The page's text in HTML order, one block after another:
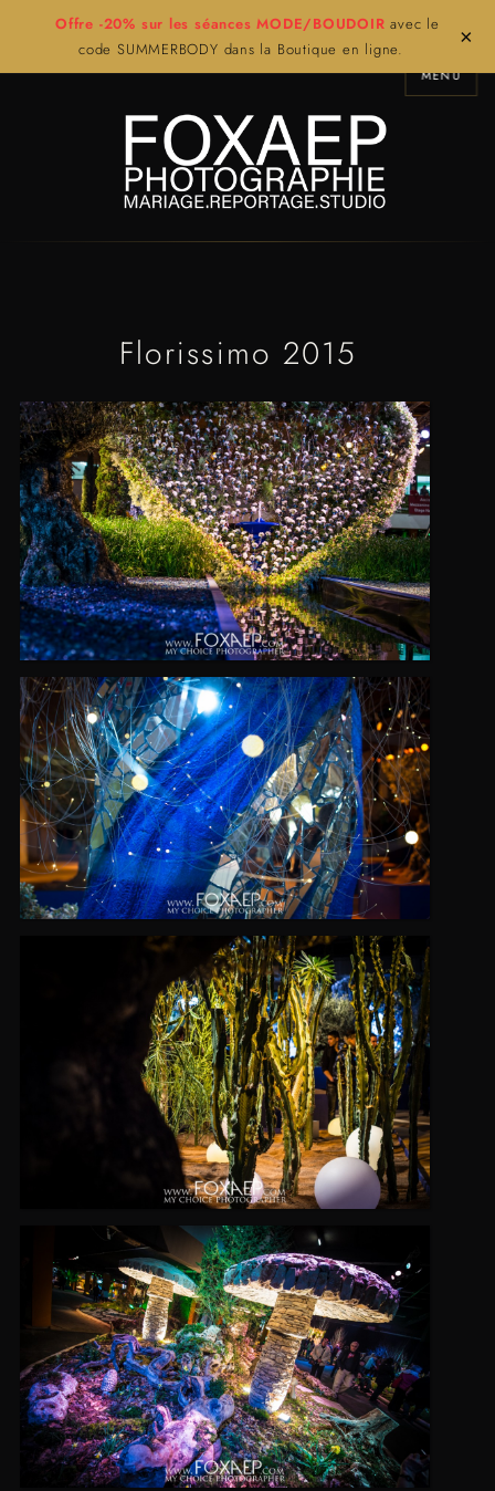
Offre -20% sur les séances MODE/BOUDOIR avec le
code SUMMERBODY dans la Boutique en ligne.
×
MENU
Florissimo 2015